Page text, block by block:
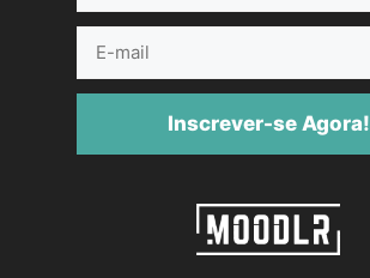
mail
Inscrever-se Agora!